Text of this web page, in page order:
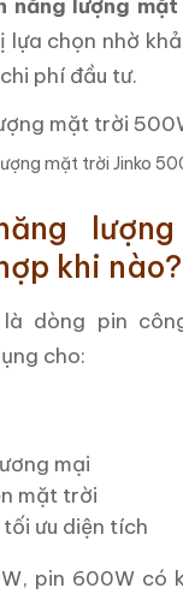
năng lượng
lựa chọn nhờ
phí đầu tư.
mặt trời Jinko
khi nào?
là dòng pin
cho:
mại
mặt trời
ưu diện tích
pin 600W có